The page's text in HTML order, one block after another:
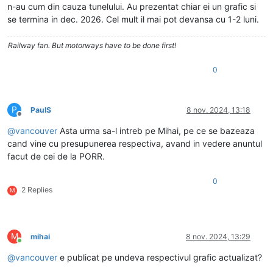
n-au cum din cauza tunelului. Au prezentat chiar ei un grafic si
se termina in dec. 2026. Cel mult il mai pot devansa cu 1-2 luni.
Railway fan. But motorways have to be done first!
0
P
Deconectat
PaulS 8 nov. 2024, 13:18
@vancouver Asta urma sa-l intreb pe Mihai, pe ce se bazeaza
cand vine cu presupunerea respectiva, avand in vedere anuntul
facut de cei de la PORR.
M 2 Replies
0
M
Conectat
mihai 8 nov. 2024, 13:29
@vancouver e publicat pe undeva respectivul grafic actualizat?